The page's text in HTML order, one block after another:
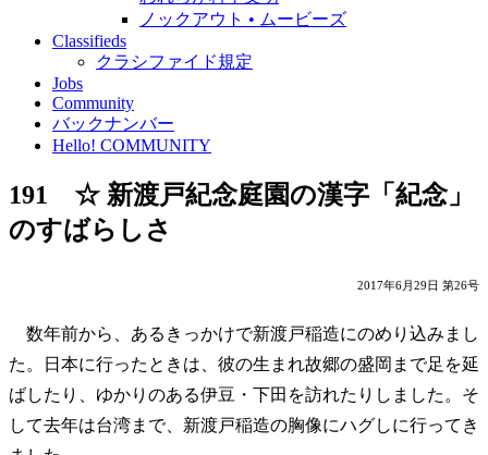
ノックアウト • ムービーズ
Classifieds
クラシファイド規定
Jobs
Community
バックナンバー
Hello! COMMUNITY
191 ☆ 新渡戸紀念庭園の漢字「紀念」
のすばらしさ
2017年6月29日 第26号
数年前から、あるきっかけで新渡戸稲造にのめり込みまし
た。日本に行ったときは、彼の生まれ故郷の盛岡まで足を延
ばしたり、ゆかりのある伊豆・下田を訪れたりしました。そ
して去年は台湾まで、新渡戸稲造の胸像にハグしに行ってき